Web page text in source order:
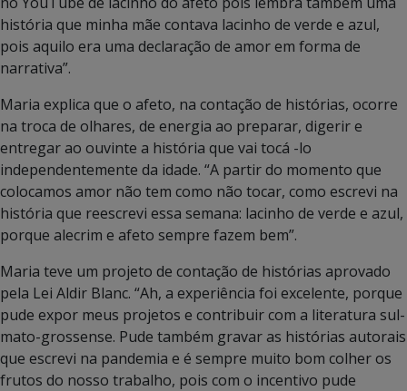
história que minha mãe contava lacinho de verde e azul,
pois aquilo era uma declaração de amor em forma de
narrativa”.
Maria explica que o afeto, na contação de histórias, ocorre
na troca de olhares, de energia ao preparar, digerir e
entregar ao ouvinte a história que vai tocá -lo
independentemente da idade. “A partir do momento que
colocamos amor não tem como não tocar, como escrevi na
história que reescrevi essa semana: lacinho de verde e azul,
porque alecrim e afeto sempre fazem bem”.
Maria teve um projeto de contação de histórias aprovado
pela Lei Aldir Blanc. “Ah, a experiência foi excelente, porque
pude expor meus projetos e contribuir com a literatura sul-
mato-grossense. Pude também gravar as histórias autorais
que escrevi na pandemia e é sempre muito bom colher os
frutos do nosso trabalho, pois com o incentivo pude